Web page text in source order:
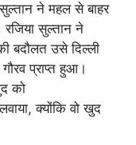
ने महल से बाहर
सुल्तान ने
बदौलत उसे दिल्ली
प्राप्त हुआ।
को
क्योंकि वो खुद